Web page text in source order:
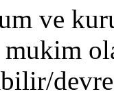
ve
mukim